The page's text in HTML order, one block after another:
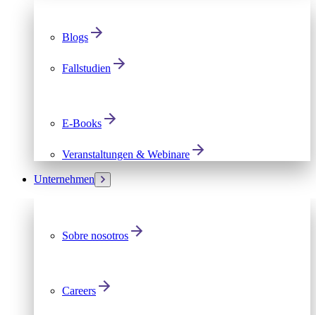
Blogs
Fallstudien
E-Books
Veranstaltungen & Webinare
Unternehmen
Sobre nosotros
Careers